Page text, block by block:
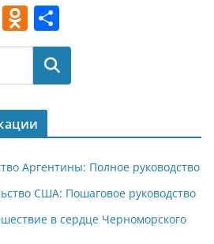
V O
d
o
kl
a
ss
ni
ki
т
п
р
в
и
т
ь
Поиск
Аргентины: Полное руководство
США: Пошаговое руководство
в сердце Черноморского